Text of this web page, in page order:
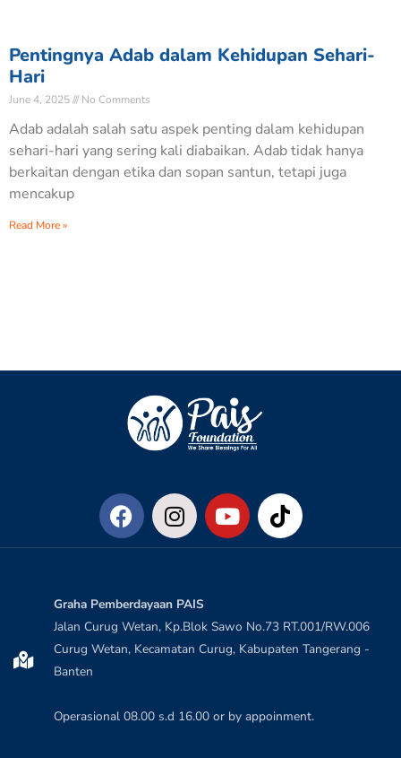
Pentingnya Adab dalam Kehidupan Sehari-
Hari
June 4, 2025 No Comments
Adab adalah salah satu aspek penting dalam kehidupan
sehari-hari yang sering kali diabaikan. Adab tidak hanya
berkaitan dengan etika dan sopan santun, tetapi juga
mencakup
Read More »
Graha Pemberdayaan PAIS
Jalan Curug Wetan, Kp.Blok Sawo No.73 RT.001/RW.006
Curug Wetan, Kecamatan Curug, Kabupaten Tangerang -
Banten
Operasional 08.00 s.d 16.00 or by appoinment.